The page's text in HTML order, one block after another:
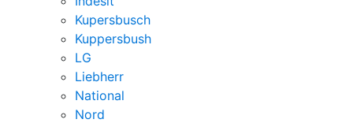
Kupersbusch
Kuppersbush
LG
Liebherr
National
Nord